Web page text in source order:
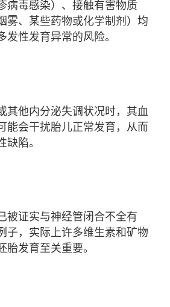
病毒感染）、接触有害物质
雾、某些药物或化学制剂）均
发性发育异常的风险。
其他内分泌失调状况时，其血
能会干扰胎儿正常发育，从而
陷。
被证实与神经管闭合不全有
子，实际上许多维生素和矿物
胎发育至关重要。